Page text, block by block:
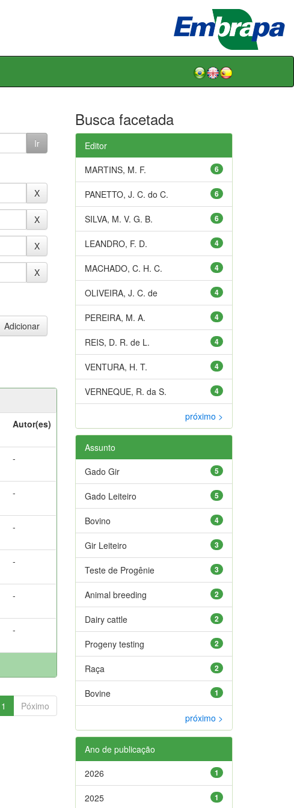
Autor(es)
-
-
-
-
-
-
1 Póximo
Busca facetada
Editor
6
MARTINS, M. F.
6
PANETTO, J. C. do C.
6
SILVA, M. V. G. B.
4
LEANDRO, F. D.
4
MACHADO, C. H. C.
4
OLIVEIRA, J. C. de
4
PEREIRA, M. A.
4
REIS, D. R. de L.
4
VENTURA, H. T.
4
VERNEQUE, R. da S.
próximo >
Assunto
5
Gado Gir
5
Gado Leiteiro
4
Bovino
3
Gir Leiteiro
3
Teste de Progênie
2
Animal breeding
2
Dairy cattle
2
Progeny testing
2
Raça
1
Bovine
próximo >
Ano de publicação
1
2026
1
2025